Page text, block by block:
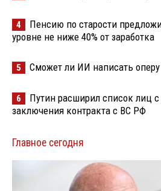
4
Пенсию по старости
уровне не ниже 40% от заработка
5 Сможет ли ИИ написать
6
Путин расширил список лиц
заключения контракта с ВС РФ
Главное сегодня